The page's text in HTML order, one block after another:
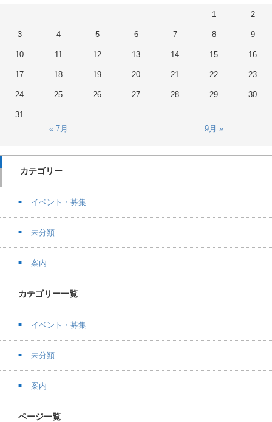
1 2
3 4 5 6 7 8 9
10 11 12 13 14 15 16
17 18 19 20 21 22 23
24 25 26 27 28 29 30
31
« 7月
9月 »
カテゴリー
イベント・募集
未分類
案内
カテゴリー一覧
イベント・募集
未分類
案内
ページ一覧